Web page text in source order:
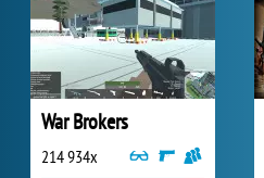
War Brokers
214 934x